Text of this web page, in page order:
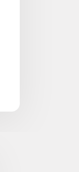
i gyflogi